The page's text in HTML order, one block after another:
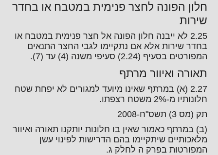
חלון הפונה לחצר פנימית במטבח או בחדר
שירות
2.25 לא ייבנה חלון הפונה אל חצר פנימית במטבח או
בחדר שירות אלא אם נתקיימו לגבי החצר התנאים
המפורטים בסעיף (2.24) סעיפי משנה (4) עד (7).
תאורה ואיוור מרתף
2.27 (א) במרתף שאינו מיועד למגורים לא יפחת שטח
חלונותיו מ-2% משטח רצפתו.
תק (מס 3) תשס"ח-2008
(ב) במרתף כאמור שאין בו חלונות יותקנו תאורה ואיוור
מלאכותיים שיתקיימו בהם הדרישות לפינוי עשן
המפורטות בפרק ה לחלק ג.